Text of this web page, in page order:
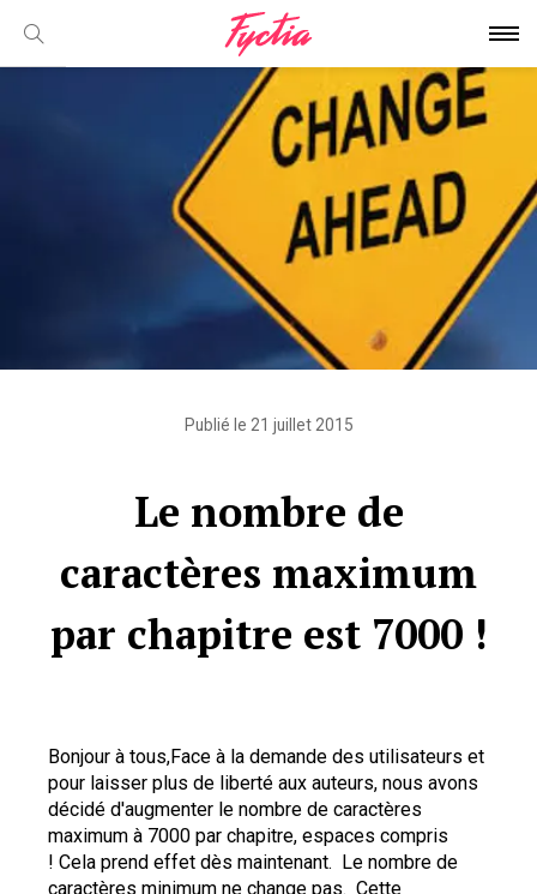
Le nombre de
caractères maximum
par chapitre est 7000 !
Bonjour à tous,Face à la demande des utilisateurs et
pour laisser plus de liberté aux auteurs, nous avons
décidé d'augmenter le nombre de caractères
maximum à 7000 par chapitre, espaces compris
! Cela prend effet dès maintenant.  Le nombre de
caractères minimum ne change pas.  Cette
Publié le 21 juillet 2015